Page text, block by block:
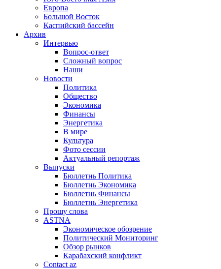
Европа
Большой Восток
Каспийский бассейн
Архив
Интервью
Вопрос-ответ
Сложный вопрос
Наши
Новости
Политика
Общество
Экономика
Финансы
Энергетика
В мире
Культура
Фото сессии
Актуальный репортаж
Выпуски
Бюллетнь Политика
Бюллетнь Экономика
Бюллетнь Финансы
Бюллетнь Энергетика
Прошу слова
ASTNA
Экономическое обозрение
Политический Мониторинг
Обзор рынков
Карабахский конфликт
Contact az